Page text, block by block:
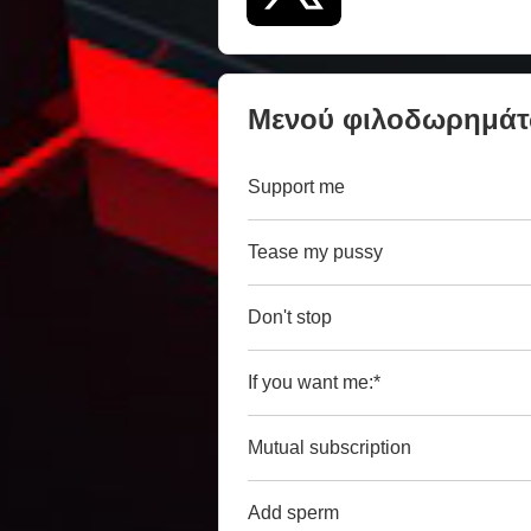
Μενού
Support me
Tease my pussy
Don't stop
If you want me:*
Mutual subscription
Add sperm